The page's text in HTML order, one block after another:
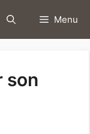
Menu
son